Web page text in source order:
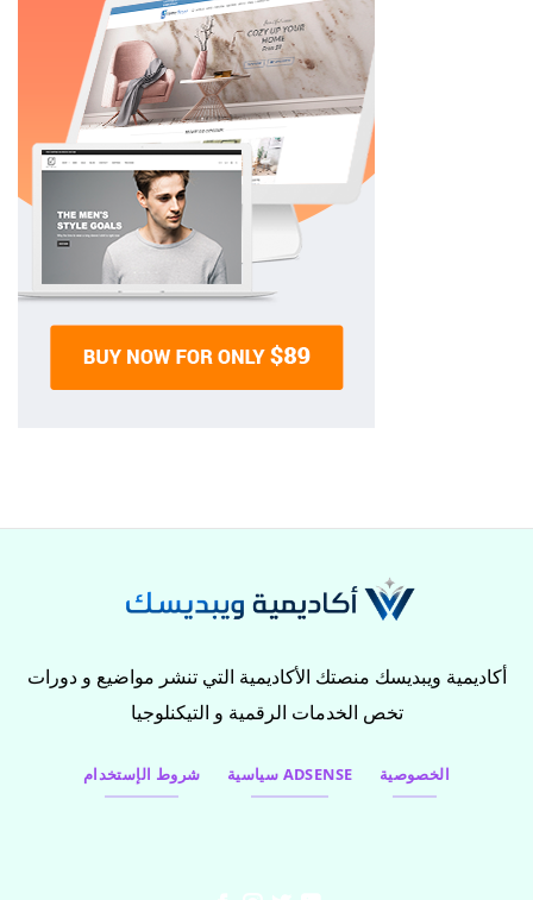
أكاديمية ويبديسك منصتك الأكاديمية التي تنشر مواضيع و دورات
تخص الخدمات الرقمية و التيكنلوجيا
شروط الإستخدام سياسية ADSENSE الخصوصية